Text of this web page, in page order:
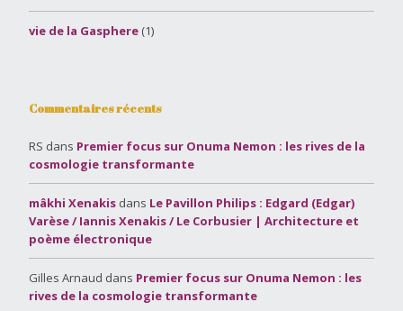
vie de la Gasphere (1)
Commentaires récents
RS dans Premier focus sur Onuma Nemon : les rives de la
cosmologie transformante
mâkhi Xenakis dans Le Pavillon Philips : Edgard (Edgar)
Varèse / Iannis Xenakis / Le Corbusier | Architecture et
poème électronique
Gilles Arnaud dans Premier focus sur Onuma Nemon : les
rives de la cosmologie transformante